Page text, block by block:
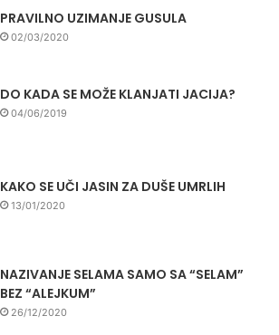
PRAVILNO UZIMANJE GUSULA
02/03/2020
DO KADA SE MOŽE KLANJATI JACIJA?
04/06/2019
KAKO SE UČI JASIN ZA DUŠE UMRLIH
13/01/2020
NAZIVANJE SELAMA SAMO SA “SELAM”
BEZ “ALEJKUM”
26/12/2020